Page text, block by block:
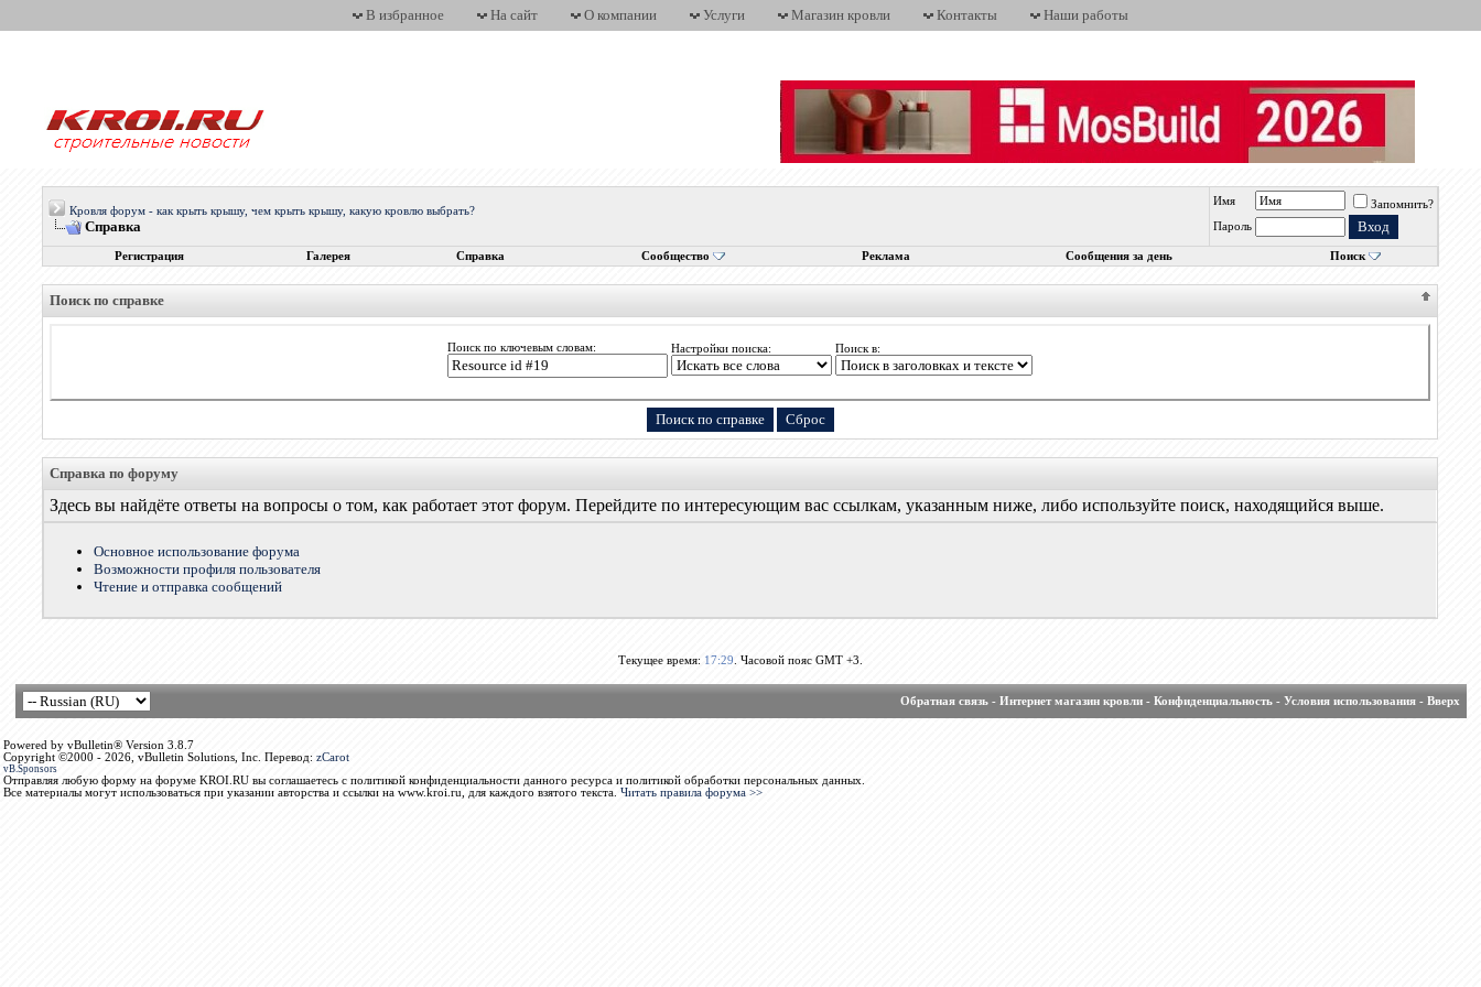
В избранное На сайт О компании Услуги Магазин кровли Контакты Наши работы
Кровля форум - как крыть крышу, чем крыть крышу, какую кровлю выбрать?
Справка
Имя
Запомнить?
Пароль
Регистрация Галерея Справка Сообщество Реклама Сообщения за день Поиск
Поиск по справке
Поиск по ключевым словам: Настройки поиска: Поиск в:
Справка по форуму
Здесь вы найдёте ответы на вопросы о том, как работает этот форум. Перейдите по интересующим вас ссылкам, указанным ниже, либо используйте поиск, находящийся выше.
Основное использование форума
Возможности профиля пользователя
Чтение и отправка сообщений
Текущее время: 17:29 . Часовой пояс GMT +3.
Обратная связь- Интернет магазин кровли- Конфиденциальность- Условия использования- Вверх
Powered by vBulletin® Version 3.8.7
Copyright ©2000 - 2026, vBulletin Solutions, Inc. Перевод: zCarot
vB.Sponsors
Отправляя любую форму на форуме KROI.RU вы соглашаетесь с политикой конфиденциальности данного ресурса и политикой обработки персональных данных.
Все материалы могут использоваться при указании авторства и ссылки на www.kroi.ru, для каждого взятого текста. Читать правила форума >>